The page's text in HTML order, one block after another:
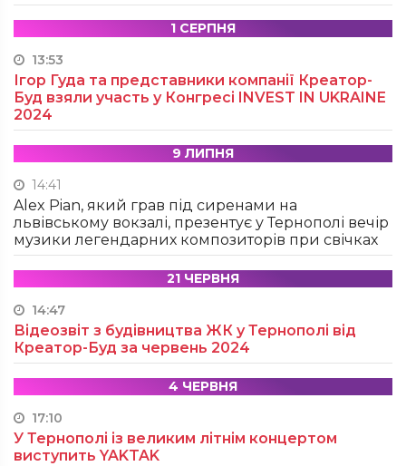
1 СЕРПНЯ
13:53
Ігор Гуда та представники компанії Креатор-
Буд взяли участь у Конгресі INVEST IN UKRAINE
2024
9 ЛИПНЯ
14:41
Alex Pian, який грав під сиренами на
львівському вокзалі, презентує у Тернополі вечір
музики легендарних композиторів при свічках
21 ЧЕРВНЯ
14:47
Відеозвіт з будівництва ЖК у Тернополі від
Креатор-Буд за червень 2024
4 ЧЕРВНЯ
17:10
У Тернополі із великим літнім концертом
виступить YAKTAK